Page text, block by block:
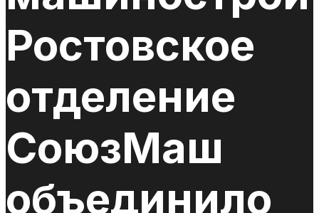
Ростовское
отделение
СоюзМаш
объединило